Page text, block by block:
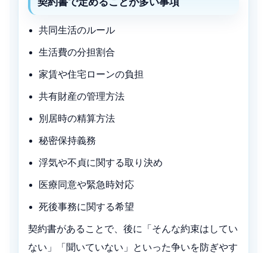
共同生活のルール
生活費の分担割合
家賃や住宅ローンの負担
共有財産の管理方法
別居時の精算方法
秘密保持義務
浮気や不貞に関する取り決め
医療同意や緊急時対応
死後事務に関する希望
契約書があることで、後に「そんな約束はしてい
ない」「聞いていない」といった争いを防ぎやす